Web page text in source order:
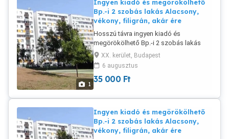
1
Ingyen kiadó és megörökölhető
Bp.-i 2 szobás lakás Alacsony,
vékony, filigrán, akár ére
Hosszú távra ingyen kiadó és
megörökölhető Bp.-i 2 szobás lakás
Alacsony, vékony, filigrán, akár érettebb
Barátnőmnek. Budapesti, 58 éves,
180cm, 90kg, szívbeteg, átlagos
testalkatú, nemdohányzó, egyedülálló
XX. kerület, Budapest
6 augusztus
35 000 Ft
Ingyen kiadó és megörökölhető
Bp.-i 2 szobás lakás Alacsony,
vékony, filigrán, akár ére